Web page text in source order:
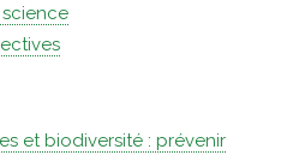
et biodiversité : prévenir